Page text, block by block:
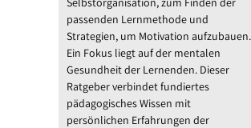
passenden Lernmethode und
Strategien, um Motivation aufzubauen.
Ein Fokus liegt auf der mentalen
Gesundheit der Lernenden. Dieser
Ratgeber verbindet fundiertes
pädagogisches Wissen mit
persönlichen Erfahrungen der